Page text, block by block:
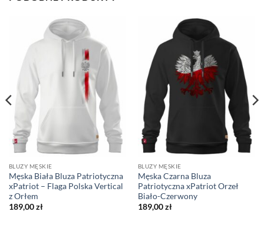
BLUZY MĘSKIE
Męska Biała Bluza Patriotyczna
xPatriot – Flaga Polska Vertical
z Orłem
189,00zł
BLUZY MĘSKIE
Męska Czarna Bluza
Patriotyczna xPatriot Orzeł
Biało-Czerwony
189,00zł